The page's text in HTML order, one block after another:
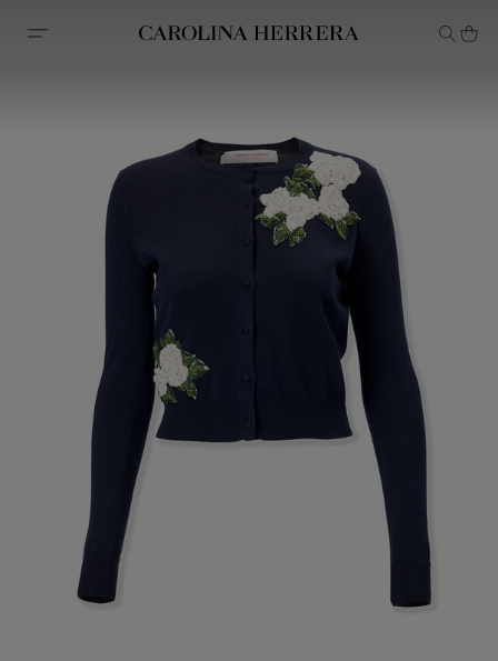
Declaração de acessibilidade